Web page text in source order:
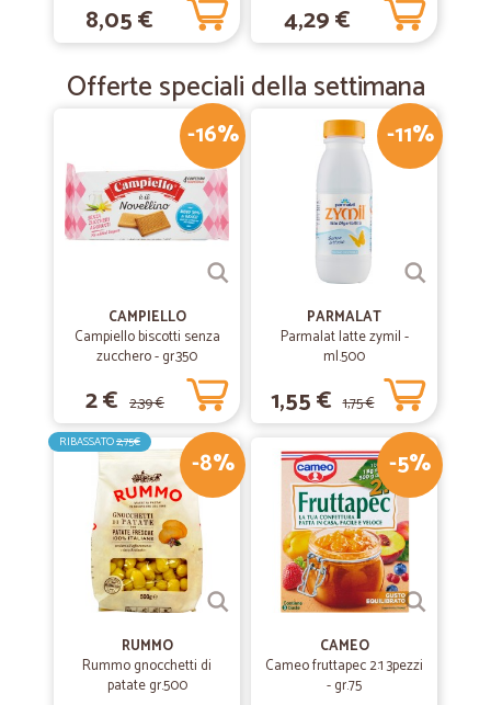
8,05 € 4,29 €
Offerte speciali della settimana
-16%
CAMPIELLO
Campiello biscotti senza
zucchero - gr.350
2 € 2,39 €
-11%
PARMALAT
Parmalat latte zymil -
ml.500
1,55 € 1,75 €
-8%
RIBASSATO2,75€
RUMMO
Rummo gnocchetti di
patate gr.500
-5%
CAMEO
Cameo fruttapec 2:1 3pezzi
- gr.75